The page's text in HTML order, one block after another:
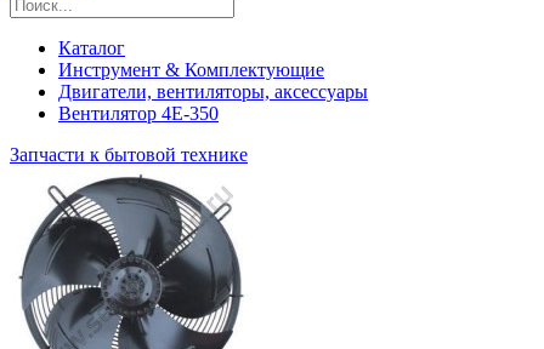
Каталог
Инструмент & Комплектующие
Двигатели, вентиляторы, аксессуары
Вентилятор 4E-350
Запчасти к бытовой технике